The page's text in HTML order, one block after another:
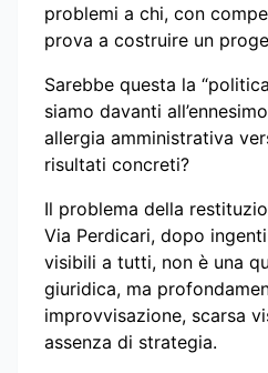
problemi a chi, con
prova a costruire un
Sarebbe questa la
siamo davanti
allergia amministrativa
risultati concreti?
Il problema della
Via Perdicari, dopo
visibili a tutti, non è una
giuridica, ma
improvvisazione, scarsa
assenza di strategia.